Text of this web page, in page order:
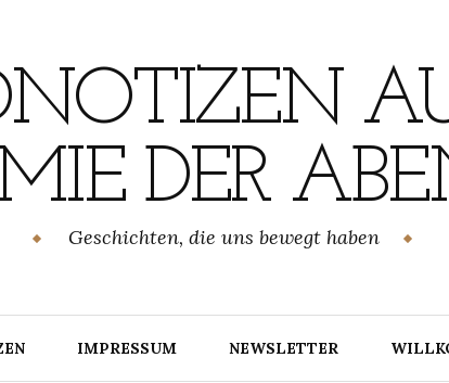
DER
Geschichten, die uns bewegt haben
IMPRESSUM NEWSLETTER